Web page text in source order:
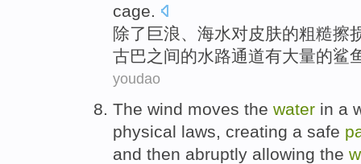
cage.
除了 巨浪、 海水对皮肤的粗糙擦
古巴之间的水路通道有大量的鲨
youdao
The wind moves the water in a
physical laws creating a safe
and then abruptly allowing the